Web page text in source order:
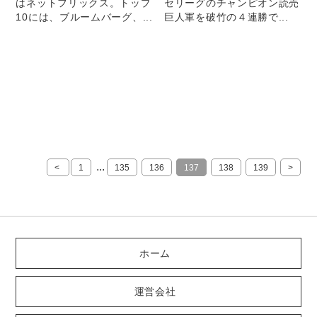
はネットフリックス。トップ
10には、ブルームバーグ、...
セリーグのチャンピオン読売
巨人軍を破竹の４連勝で...
< 1 ... 135 136 137 138 139 >
ホーム
運営会社